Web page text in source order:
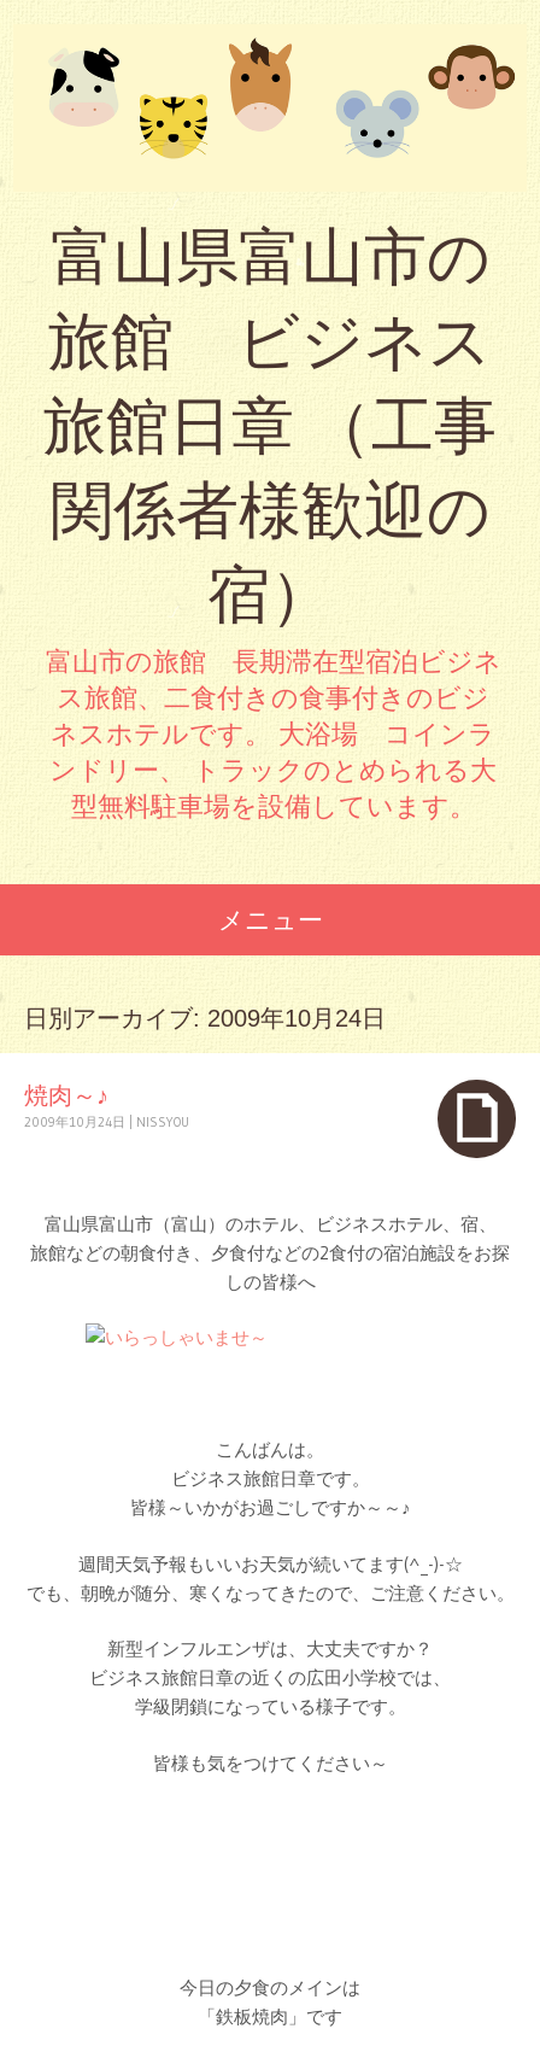
富山県富山市の
旅館 ビジネス
旅館日章 （工事
関係者様歓迎の
宿）
富山市の旅館 長期滞在型宿泊ビジネ
ス旅館、二食付きの食事付きのビジ
ネスホテルです。 大浴場 コインラ
ンドリー、 トラックのとめられる大
型無料駐車場を設備しています。
メニュー
日別アーカイブ: 2009年10月24日
焼肉～♪
2009年10月24日 NISSYOU
富山県富山市（富山）のホテル、ビジネスホテル、宿、
旅館などの朝食付き、夕食付などの2食付の宿泊施設をお探
しの皆様へ
こんばんは。
ビジネス旅館日章です。
皆様～いかがお過ごしですか～～♪
週間天気予報もいいお天気が続いてます(^_-)-☆
でも、朝晩が随分、寒くなってきたので、ご注意ください。
新型インフルエンザは、大丈夫ですか？
ビジネス旅館日章の近くの広田小学校では、
学級閉鎖になっている様子です。
皆様も気をつけてください～
今日の夕食のメインは
「鉄板焼肉」です